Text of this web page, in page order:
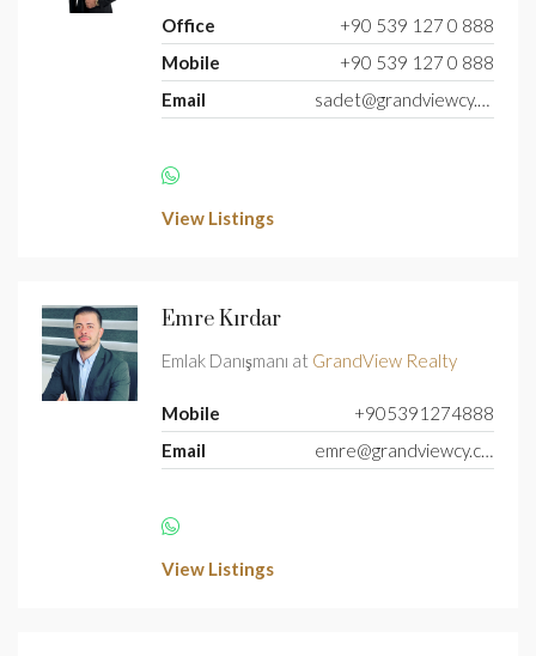
Office
+90 539 127 0 888
Mobile
+90 539 127 0 888
Email
sadet@grandviewcy.com
View Listings
Emre Kırdar
Emlak Danışmanı at GrandView Realty
Mobile
+905391274888
Email
emre@grandviewcy.com
View Listings